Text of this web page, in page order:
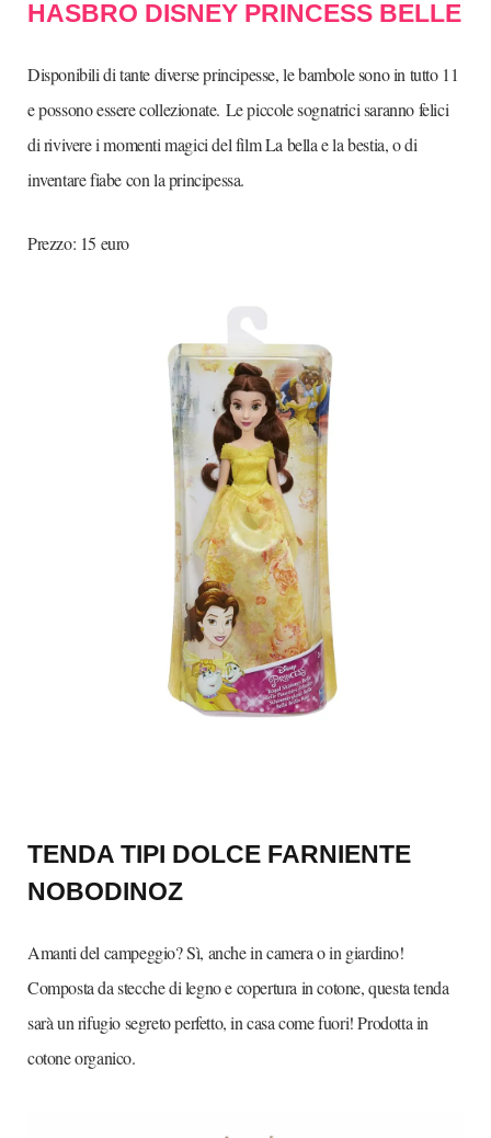
HASBRO DISNEY PRINCESS BELLE
Disponibili di tante diverse principesse, le bambole sono in tutto 11
e possono essere collezionate. Le piccole sognatrici saranno felici
di rivivere i momenti magici del film La bella e la bestia, o di
inventare fiabe con la principessa.
Prezzo: 15 euro
TENDA TIPI DOLCE FARNIENTE
NOBODINOZ
Amanti del campeggio? Sì, anche in camera o in giardino!
Composta da stecche di legno e copertura in cotone, questa tenda
sarà un rifugio segreto perfetto, in casa come fuori! Prodotta in
cotone organico.